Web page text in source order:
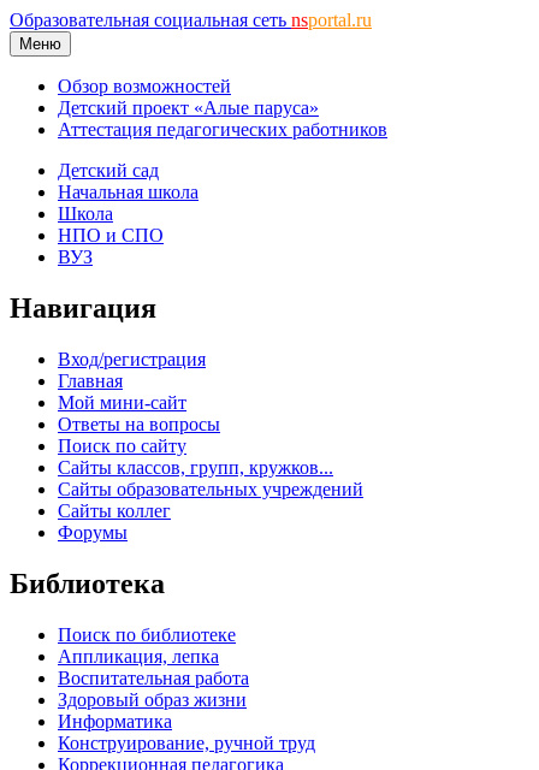
Образовательная социальная сеть nsportal.ru
Меню
Обзор возможностей
Детский проект «Алые паруса»
Аттестация педагогических работников
Детский сад
Начальная школа
Школа
НПО и СПО
ВУЗ
Навигация
Вход/регистрация
Главная
Мой мини-сайт
Ответы на вопросы
Поиск по сайту
Сайты классов, групп, кружков...
Сайты образовательных учреждений
Сайты коллег
Форумы
Библиотека
Поиск по библиотеке
Аппликация, лепка
Воспитательная работа
Здоровый образ жизни
Информатика
Конструирование, ручной труд
Коррекционная педагогика